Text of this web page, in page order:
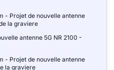
- Projet de nouvelle antenne
la graviere
antenne 5G NR 2100 -
- Projet de nouvelle antenne
la graviere